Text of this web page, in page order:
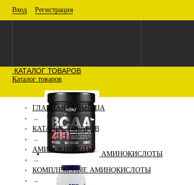
Вход Регистрация
КАТАЛОГ ТОВАРОВ
Каталог товаров
АМИНОКИСЛОТЫ
ГЛАВНАЯ СТРАНИЦА
→
КАТАЛОГ ТОВАРОВ
→
АМИНОКИСЛОТЫ
→
КОМПЛЕКСНЫЕ АМИНОКИСЛОТЫ
→